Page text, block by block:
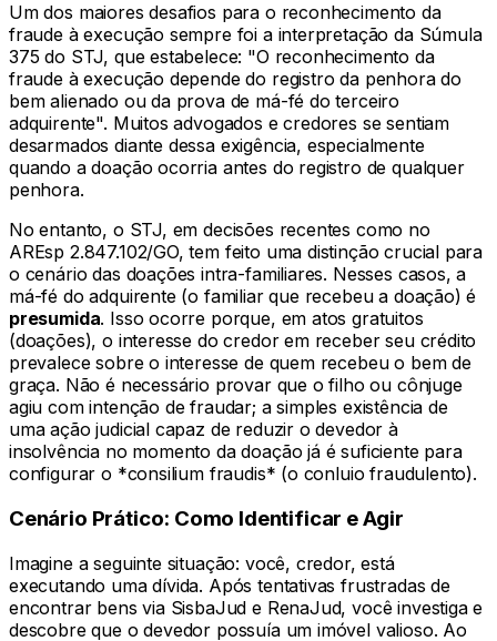
Um dos maiores desafios para o reconhecimento da
fraude à execução sempre foi a interpretação da Súmula
375 do STJ, que estabelece: "O reconhecimento da
fraude à execução depende do registro da penhora do
bem alienado ou da prova de má-fé do terceiro
adquirente". Muitos advogados e credores se sentiam
desarmados diante dessa exigência, especialmente
quando a doação ocorria antes do registro de qualquer
penhora.
No entanto, o STJ, em decisões recentes como no
AREsp 2.847.102/GO, tem feito uma distinção crucial para
o cenário das doações intra-familiares. Nesses casos, a
má-fé do adquirente (o familiar que recebeu a doação) é
presumida. Isso ocorre porque, em atos gratuitos
(doações), o interesse do credor em receber seu crédito
prevalece sobre o interesse de quem recebeu o bem de
graça. Não é necessário provar que o filho ou cônjuge
agiu com intenção de fraudar; a simples existência de
uma ação judicial capaz de reduzir o devedor à
insolvência no momento da doação já é suficiente para
configurar o *consilium fraudis* (o conluio fraudulento).
Cenário Prático: Como Identificar e Agir
Imagine a seguinte situação: você, credor, está
executando uma dívida. Após tentativas frustradas de
encontrar bens via SisbaJud e RenaJud, você investiga e
descobre que o devedor possuía um imóvel valioso. Ao